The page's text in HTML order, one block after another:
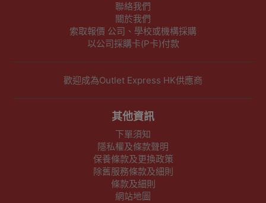
聯絡我們
關於我們
索取報價 公司、學校或機構採購
以公司採購卡(P卡)付款
歡迎成為Outlet Express HK供應商
其他資訊
下單須知
隱私權及條款聲明
保養條款及更換政策
除舊服務條款及細則
條款及細則
網站地圖